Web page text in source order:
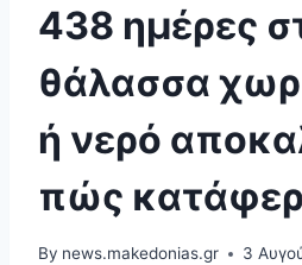
438 ημέρες
θάλασσα
ή νερό
πώς
By news.makedonias.gr 3